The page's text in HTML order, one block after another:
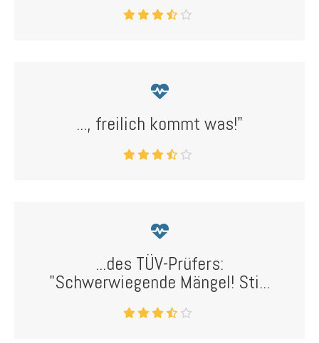
..., freilich kommt was!"
...des TÜV-Prüfers:
"Schwerwiegende Mängel! Sti...